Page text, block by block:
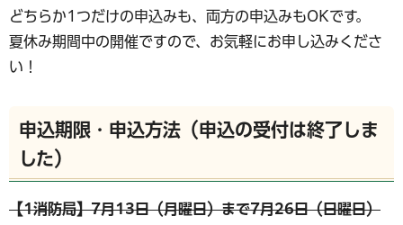
どちらか1つだけの申込みも、両方の申込みもOKです。
夏休み期間中の開催ですので、お気軽にお申し込みくださ
い！
申込期限・申込方法（申込の受付は終了しま
した）
【1消防局】7月13日（月曜日）まで7月26日（日曜日）